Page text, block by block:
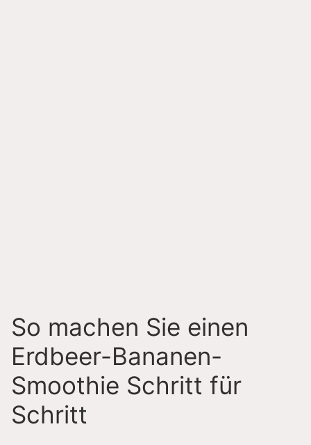
So machen Sie einen
Erdbeer-Bananen-
Smoothie Schritt für
Schritt